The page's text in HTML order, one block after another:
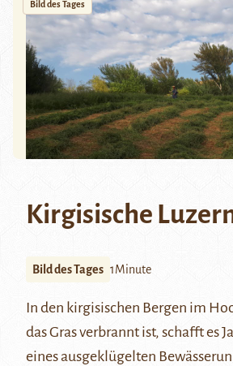
Bild des Tages
Kirgisische
Bild des Tages 1Minute
In den kirgisischen Bergen im
das Gras verbrannt ist, schafft es
eines ausgeklügelten